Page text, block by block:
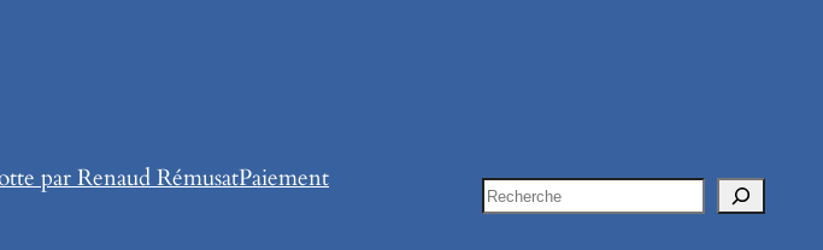
par Renaud RémusatPaiement
Rechercher